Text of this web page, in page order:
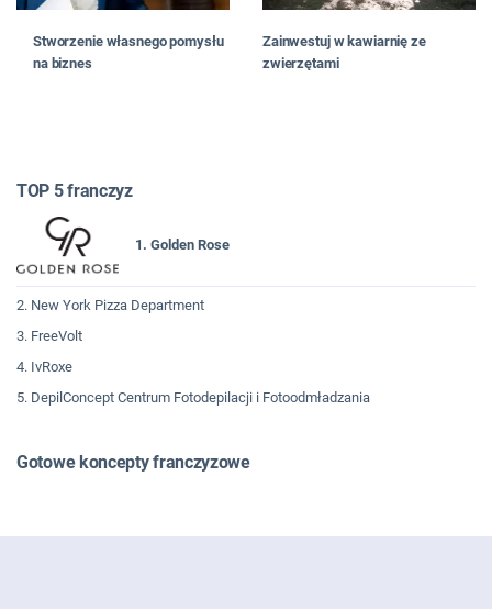
Stworzenie własnego pomysłu
na biznes
Zainwestuj w kawiarnię ze
zwierzętami
TOP 5 franczyz
1. Golden Rose
2. New York Pizza Department
3. FreeVolt
4. IvRoxe
5. DepilConcept Centrum Fotodepilacji i Fotoodmładzania
Gotowe koncepty franczyzowe